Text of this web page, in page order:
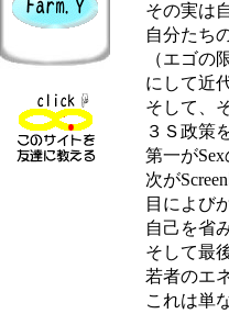
その実は自
自分たちの
（エゴの限
にして近代
そして、そ
３Ｓ政策を
第一がSexの
次がScreen
目によびか
自己を省み
そして最後
若者のエネ
これは単な